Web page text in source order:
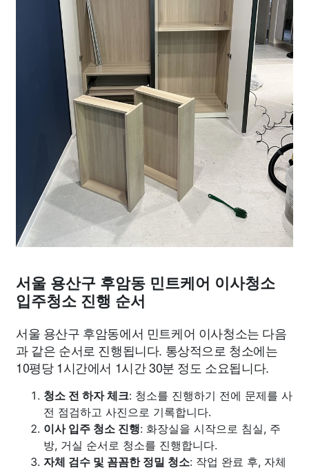
서울 용산구 후암동 민트케어 이사청소
입주청소 진행 순서
서울 용산구 후암동에서 민트케어 이사청소는 다음
과 같은 순서로 진행됩니다. 통상적으로 청소에는
10평당 1시간에서 1시간 30분 정도 소요됩니다.
청소 전 하자 체크: 청소를 진행하기 전에 문제를 사
전 점검하고 사진으로 기록합니다.
이사 입주 청소 진행: 화장실을 시작으로 침실, 주
방, 거실 순서로 청소를 진행합니다.
자체 검수 및 꼼꼼한 정밀 청소: 작업 완료 후, 자체